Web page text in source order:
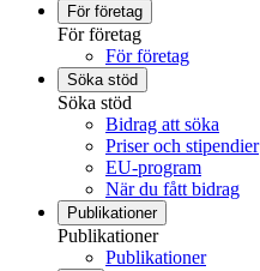
För företag
För företag
För företag
Söka stöd
Söka stöd
Bidrag att söka
Priser och stipendier
EU-program
När du fått bidrag
Publikationer
Publikationer
Publikationer